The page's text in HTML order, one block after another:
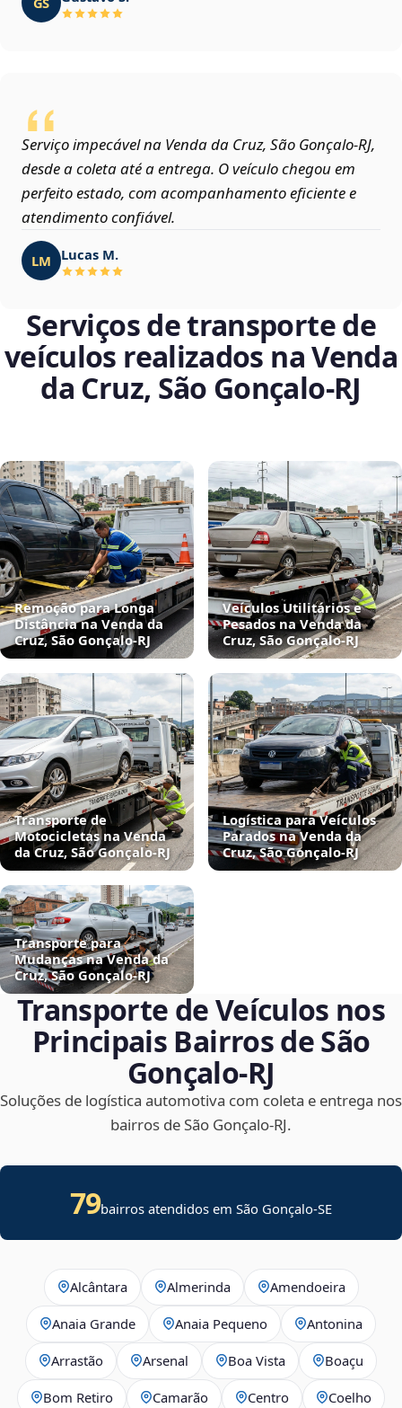
Serviço impecável na Venda da Cruz, São Gonçalo‑RJ,
desde a coleta até a entrega. O veículo chegou em
perfeito estado, com acompanhamento eficiente e
atendimento confiável.
LM Lucas M.
Serviços de transporte de
veículos realizados na Venda
da Cruz, São Gonçalo‑RJ
Remoção para Longa
Distância na Venda da
Cruz, São Gonçalo‑RJ
Veículos Utilitários e
Pesados na Venda da
Cruz, São Gonçalo‑RJ
Transporte de
Motocicletas na Venda
da Cruz, São Gonçalo‑RJ
Logística para Veículos
Parados na Venda da
Cruz, São Gonçalo‑RJ
Transporte para
Mudanças na Venda da
Cruz, São Gonçalo‑RJ
Transporte de Veículos nos
Principais Bairros de São
Gonçalo‑RJ
Soluções de logística automotiva com coleta e entrega nos
bairros de São Gonçalo‑RJ.
79bairros atendidos emSão Gonçalo-SE
Alcântara Almerinda Amendoeira
Anaia Grande Anaia Pequeno Antonina
Arrastão Arsenal Boa Vista Boaçu
Bom Retiro Camarão Centro Coelho